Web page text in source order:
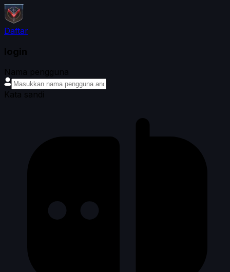
Daftar
login
Nama pengguna
Kata sandi